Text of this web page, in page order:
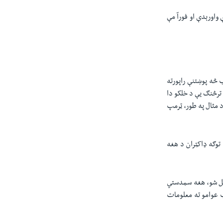
او فورآ مې
پوښتنې راپورته
یې د خلکو دا
مثال په طور، ټرمپ
ډاکټران د هغه
شو، هغه سمدستي
عوامو ته معلومات